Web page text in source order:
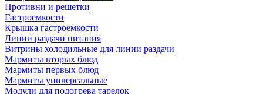
Противни и решетки
Гастроемкости
Крышка гастроемкости
Линии раздачи питания
Витрины холодильные для линии раздачи
Мармиты вторых блюд
Мармиты первых блюд
Мармиты универсальные
Модули для подогрева тарелок